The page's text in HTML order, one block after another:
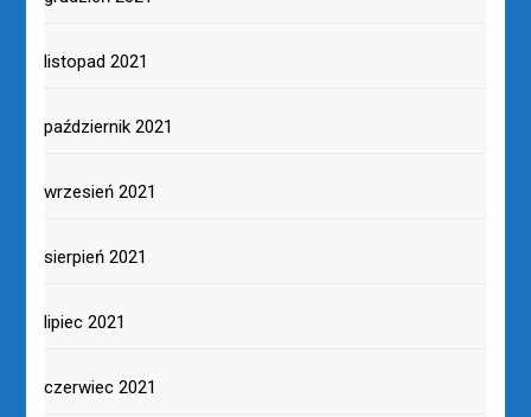
listopad 2021
październik 2021
wrzesień 2021
sierpień 2021
lipiec 2021
czerwiec 2021